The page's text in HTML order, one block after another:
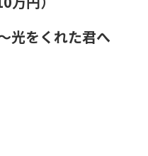
光をくれた君へ